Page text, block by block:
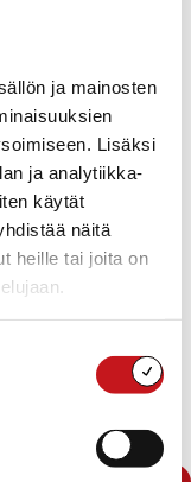
ja mainosten
Lisäksi
ja analytiikka-
käytät
näitä
heille tai joita on
eroanomukset